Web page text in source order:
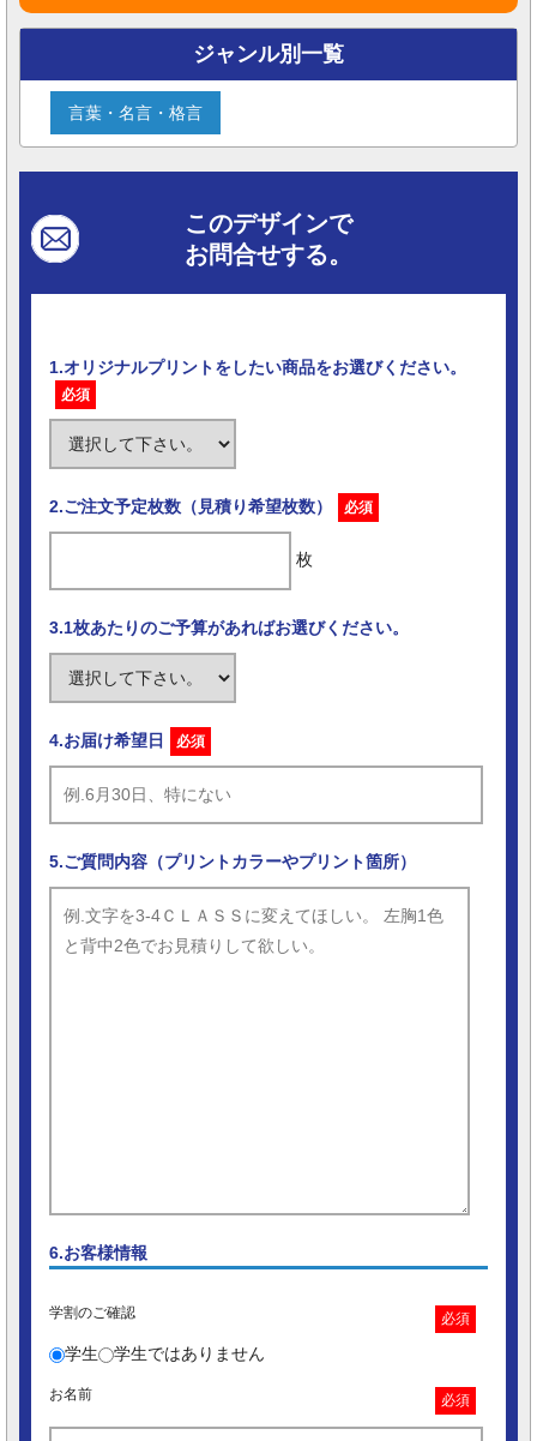
ジャンル別一覧
言葉・名言・格言
このデザインで
お問合せする。
1.オリジナルプリントをしたい商品をお選びください。
必須
2.ご注文予定枚数（見積り希望枚数） 必須
枚
3.1枚あたりのご予算があればお選びください。
4.お届け希望日 必須
5.ご質問内容（プリントカラーやプリント箇所）
6.お客様情報
学割のご確認 必須
学生 学生ではありません
お名前 必須